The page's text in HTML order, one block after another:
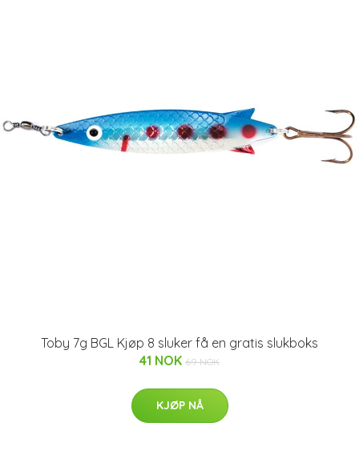
Toby 7g BGL Kjøp 8 sluker få en gratis slukboks
41 NOK 69 NOK
KJØP NÅ